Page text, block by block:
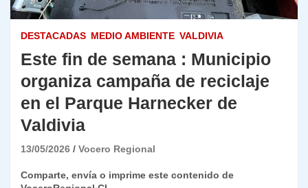
DESTACADAS MEDIO AMBIENTE VALDIVIA
Este fin de semana : Municipio
organiza campaña de reciclaje
en el Parque Harnecker de
Valdivia
13/05/2026 Vocero Regional
Comparte, envía o imprime este contenido de